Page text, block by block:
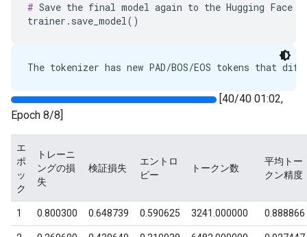
# Save the final model again to the Hugging Face